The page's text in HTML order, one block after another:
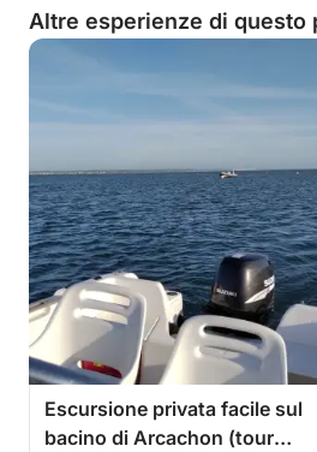
Altre esperienze di questo
Escursione privata facile sul
bacino di Arcachon (tour